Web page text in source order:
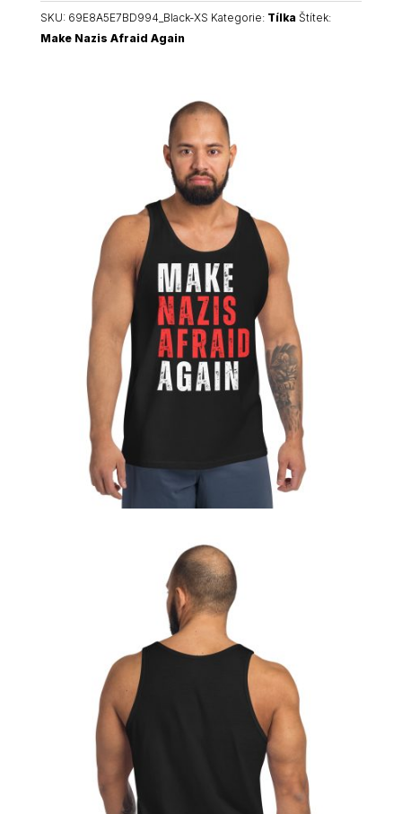
unisex
tílko
SKU: 69E8A5E7BD994_Black-XS Kategorie: Tílka Štítek:
Make Nazis Afraid Again